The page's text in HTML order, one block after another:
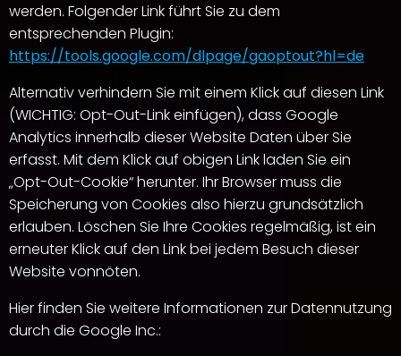
werden. Folgender Link führt Sie zu dem
entsprechenden Plugin:
https://tools.google.com/dlpage/gaoptout?hl=de
Alternativ verhindern Sie mit einem Klick auf diesen Link
(WICHTIG: Opt-Out-Link einfügen), dass Google
Analytics innerhalb dieser Website Daten über Sie
erfasst. Mit dem Klick auf obigen Link laden Sie ein
„Opt-Out-Cookie“ herunter. Ihr Browser muss die
Speicherung von Cookies also hierzu grundsätzlich
erlauben. Löschen Sie Ihre Cookies regelmäßig, ist ein
erneuter Klick auf den Link bei jedem Besuch dieser
Website vonnöten.
Hier finden Sie weitere Informationen zur Datennutzung
durch die Google Inc.: